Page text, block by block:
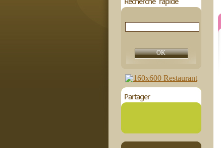
Partager